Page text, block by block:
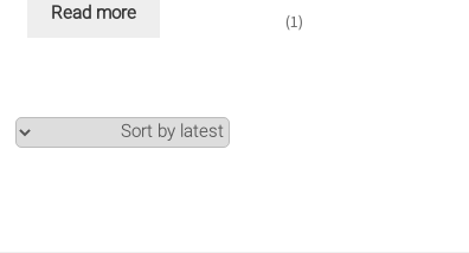
Read more (1)